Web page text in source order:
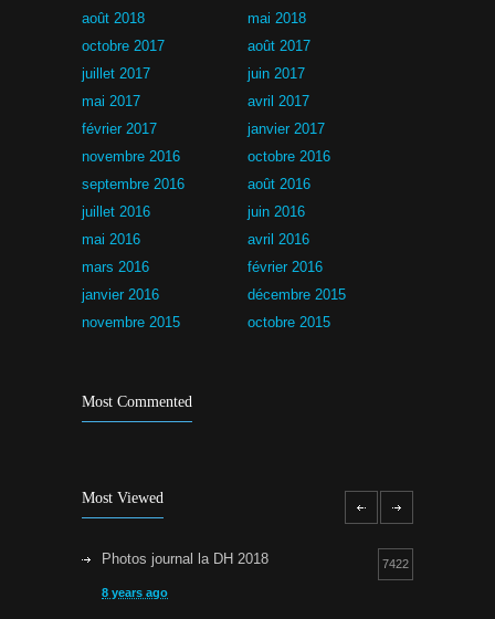
août 2018
mai 2018
octobre 2017
août 2017
juillet 2017
juin 2017
mai 2017
avril 2017
février 2017
janvier 2017
novembre 2016
octobre 2016
septembre 2016
août 2016
juillet 2016
juin 2016
mai 2016
avril 2016
mars 2016
février 2016
janvier 2016
décembre 2015
novembre 2015
octobre 2015
Most Commented
Most Viewed
Photos journal la DH 2018 7422
8 years ago